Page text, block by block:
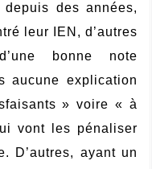
des années,
leur IEN, d’autres
bonne note
aucune explication
» voire « à
vont les pénaliser
D’autres, ayant un